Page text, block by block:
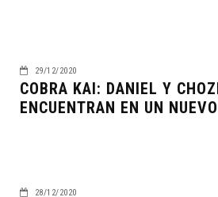
29/12/2020
COBRA KAI: DANIEL Y
ENCUENTRAN EN UN
28/12/2020